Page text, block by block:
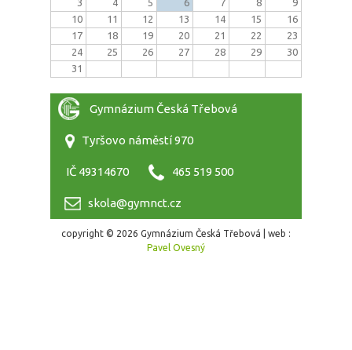
10
11 12 13 14 15
16
17
18 19 20 21 22
23
24
25 26 27 28 29
30
31
Gymnázium Česká Třebová
Tyršovo náměstí 970
IČ 49314670 465 519 500
skola@gymnct.cz
copyright © 2026 Gymnázium Česká Třebová | web :
Pavel Ovesný